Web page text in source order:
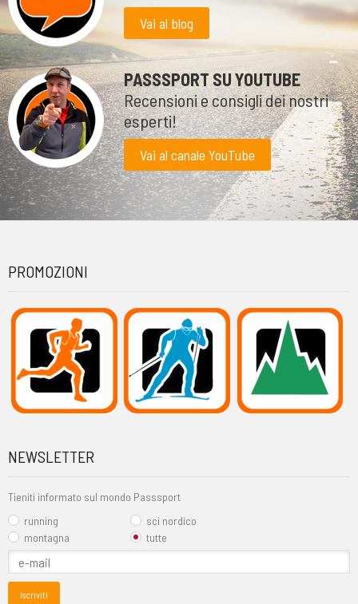
Vai al blog
PASSSPORT SU YOUTUBE
Recensioni e consigli dei nostri
esperti!
Vai al canale YouTube
PROMOZIONI
NEWSLETTER
Tieniti informato sul mondo Passsport
running
sci nordico
montagna
tutte
Iscriviti